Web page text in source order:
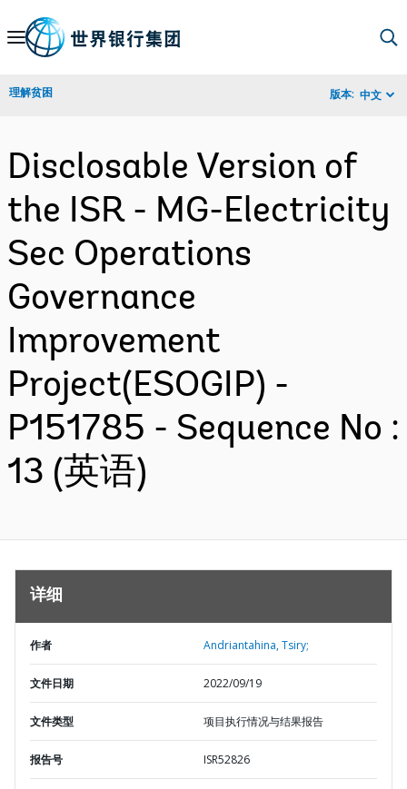
Skip
Navigation
理解贫困 版本: 中文
Disclosable Version of
the ISR - MG-Electricity
Sec Operations
Governance
Improvement
Project(ESOGIP) -
P151785 - Sequence No :
13 (英语)
详细
作者 Andriantahina, Tsiry;
文件日期 2022/09/19
文件类型 项目执行情况与结果报告
报告号 ISR52826